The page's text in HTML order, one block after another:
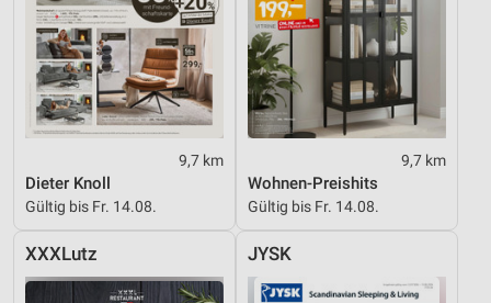
9,7 km
Dieter Knoll
Gültig bis Fr. 14.08.
9,7 km
Wohnen-Preishits
Gültig bis Fr. 14.08.
XXXLutz JYSK